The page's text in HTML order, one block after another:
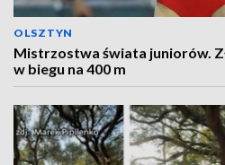
OLSZTYN
Mistrzostwa świata juniorów.
w biegu na 400 m